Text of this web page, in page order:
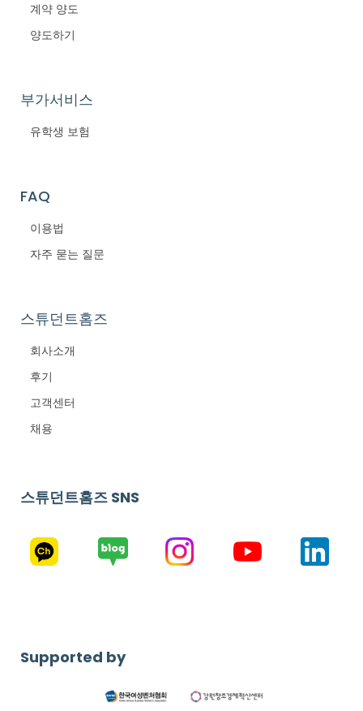
계약 양도
양도하기
부가서비스
유학생 보험
FAQ
이용법
자주 묻는 질문
스튜던트홈즈
회사소개
후기
고객센터
채용
스튜던트홈즈 SNS
Supported by